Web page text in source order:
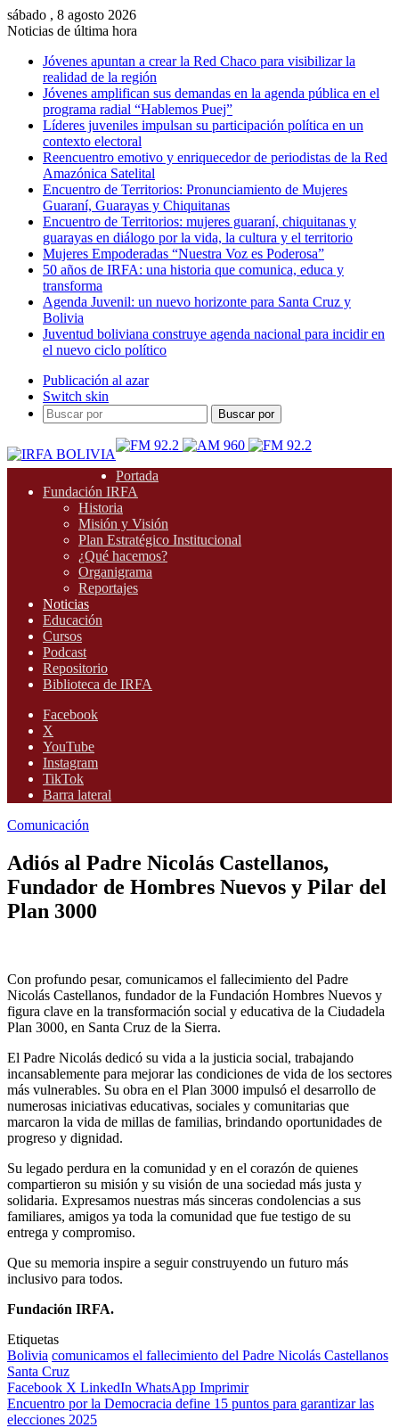
sábado , 8 agosto 2026
Noticias de última hora
Jóvenes apuntan a crear la Red Chaco para visibilizar la
realidad de la región
Jóvenes amplifican sus demandas en la agenda pública en el
programa radial “Hablemos Puej”
Líderes juveniles impulsan su participación política en un
contexto electoral
Reencuentro emotivo y enriquecedor de periodistas de la Red
Amazónica Satelital
Encuentro de Territorios: Pronunciamiento de Mujeres
Guaraní, Guarayas y Chiquitanas
Encuentro de Territorios: mujeres guaraní, chiquitanas y
guarayas en diálogo por la vida, la cultura y el territorio
Mujeres Empoderadas “Nuestra Voz es Poderosa”
50 años de IRFA: una historia que comunica, educa y
transforma
Agenda Juvenil: un nuevo horizonte para Santa Cruz y
Bolivia
Juventud boliviana construye agenda nacional para incidir en
el nuevo ciclo político
Publicación al azar
Switch skin
Buscar por
Portada
Fundación IRFA
Historia
Misión y Visión
Plan Estratégico Institucional
¿Qué hacemos?
Organigrama
Reportajes
Noticias
Educación
Cursos
Podcast
Repositorio
Biblioteca de IRFA
Facebook
X
YouTube
Instagram
TikTok
Barra lateral
Comunicación
Adiós al Padre Nicolás Castellanos,
Fundador de Hombres Nuevos y Pilar del
Plan 3000
Con profundo pesar, comunicamos el fallecimiento del Padre
Nicolás Castellanos, fundador de la Fundación Hombres Nuevos y
figura clave en la transformación social y educativa de la Ciudadela
Plan 3000, en Santa Cruz de la Sierra.
El Padre Nicolás dedicó su vida a la justicia social, trabajando
incansablemente para mejorar las condiciones de vida de los sectores
más vulnerables. Su obra en el Plan 3000 impulsó el desarrollo de
numerosas iniciativas educativas, sociales y comunitarias que
marcaron la vida de millas de familias, brindando oportunidades de
progreso y dignidad.
Su legado perdura en la comunidad y en el corazón de quienes
compartieron su misión y su visión de una sociedad más justa y
solidaria. Expresamos nuestras más sinceras condolencias a sus
familiares, amigos ya toda la comunidad que fue testigo de su
entrega y compromiso.
Que su memoria inspire a seguir construyendo un futuro más
inclusivo para todos.
Fundación IRFA.
Etiquetas
Bolivia comunicamos el fallecimiento del Padre Nicolás Castellanos
Santa Cruz
Facebook X LinkedIn WhatsApp Imprimir
Encuentro por la Democracia define 15 puntos para garantizar las
elecciones 2025